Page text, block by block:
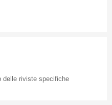
delle riviste specifiche